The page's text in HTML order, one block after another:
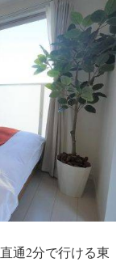
通2分で行ける東